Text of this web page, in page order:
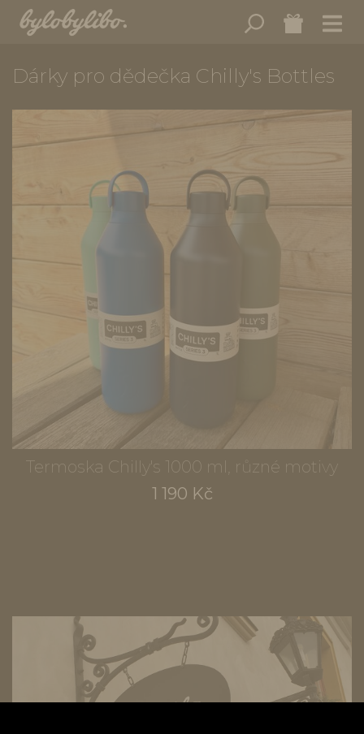
Dárky pro dědečka Chilly's Bottles
Termoska Chilly's 1000 ml, různé motivy
1 190 Kč